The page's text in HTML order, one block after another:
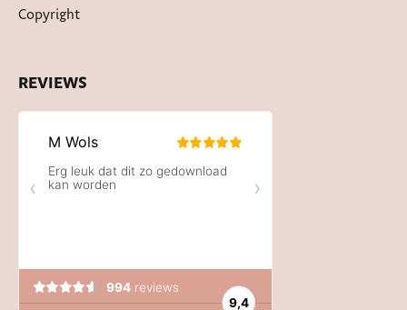
Copyright
REVIEWS